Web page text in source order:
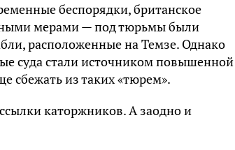
беспорядки, британское
мерами — под тюрьмы были
расположенные на Темзе. Однако
суда стали источником повышенной
сбежать из таких «тюрем».
каторжников. А заодно и